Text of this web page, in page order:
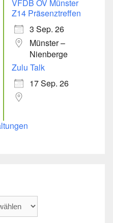
VFDB OV Münster
Z14 Präsenztreffen
3 Sep. 26
Münster –
Nienberge
Zulu Talk
17 Sep. 26